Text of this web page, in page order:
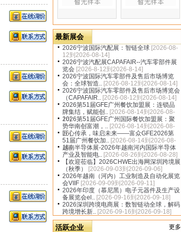
最新展会
2026宁波国际汽配展：智链全球 [2026-08-
12到2026-08-14]
2026宁波汽配展CAPAFAIR--汽车零部件展
览会 [2026-8-12到2026-8-14]
2026宁波国际汽车零部件及售后市场博览
会：全球智造.. [2026-08-12到2026-08-14]
2026宁波国际汽车零部件及售后市场博览会
（CAPAFAIR.. [2026-08-12到2026-08-14]
2026第51届GFE广州餐饮加盟展：连锁品
牌集结，赋能创.. [2026-08-14到2026-08-
16]
2026第51届GFE广州国际餐饮加盟展：聚
势华南创富潮，.. [2026-08-14到2026-08-
16]
匠心传承，味启未来——富众GFE2026第
51届广州餐饮加.. [2026-08-14到2026-08-
16]
越南半导体展-2026年越南河内国际半导体
产业及智能电.. [2026-08-26到2026-08-28]
【欢迎莅临】2026CHWE出海网深圳跨境展
（秋季）
[2026-09-03到2026-09-06]
2026年越南（河内）工业制造及自动化展览
会VIIF [2026-09-09到2026-09-11]
2026年印度（慕尼黑）电子元器件及生产设
备展览会el.. [2026-09-16到2026-09-18]
2026深圳跨境电商展：数智链动全球，解码
跨境增长新.. [2026-09-16到2026-09-18]
活跃企业
更多